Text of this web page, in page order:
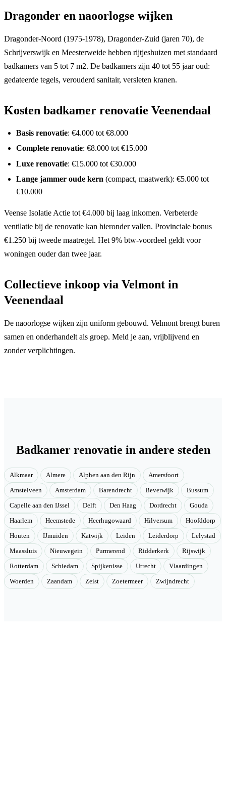
Dragonder en naoorlogse wijken
Dragonder-Noord (1975-1978), Dragonder-Zuid (jaren 70), de
Schrijverswijk en Meesterweide hebben rijtjeshuizen met standaard
badkamers van 5 tot 7 m2. De badkamers zijn 40 tot 55 jaar oud:
gedateerde tegels, verouderd sanitair, versleten kranen.
Kosten badkamer renovatie Veenendaal
Basis renovatie: €4.000 tot €8.000
Complete renovatie: €8.000 tot €15.000
Luxe renovatie: €15.000 tot €30.000
Lange jammer oude kern (compact, maatwerk): €5.000 tot
€10.000
Veense Isolatie Actie tot €4.000 bij laag inkomen. Verbeterde
ventilatie bij de renovatie kan hieronder vallen. Provinciale bonus
€1.250 bij tweede maatregel. Het 9% btw-voordeel geldt voor
woningen ouder dan twee jaar.
Collectieve inkoop via Velmont in
Veenendaal
De naoorlogse wijken zijn uniform gebouwd. Velmont brengt buren
samen en onderhandelt als groep. Meld je aan, vrijblijvend en
zonder verplichtingen.
Badkamer renovatie in andere steden
Alkmaar Almere Alphen aan den Rijn Amersfoort
Amstelveen Amsterdam Barendrecht Beverwijk Bussum
Capelle aan den IJssel Delft Den Haag Dordrecht Gouda
Haarlem Heemstede Heerhugowaard Hilversum Hoofddorp
Houten IJmuiden Katwijk Leiden Leiderdorp Lelystad
Maassluis Nieuwegein Purmerend Ridderkerk Rijswijk
Rotterdam Schiedam Spijkenisse Utrecht Vlaardingen
Woerden Zaandam Zeist Zoetermeer Zwijndrecht